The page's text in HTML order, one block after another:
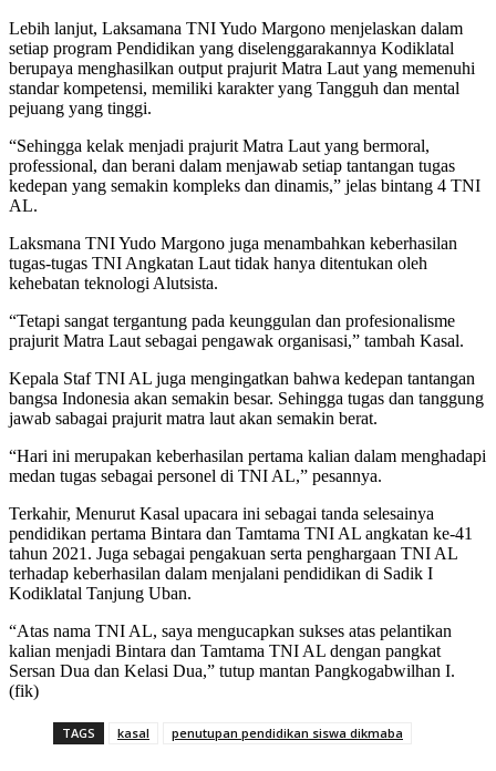
Lebih lanjut, Laksamana TNI Yudo Margono menjelaskan dalam
setiap program Pendidikan yang diselenggarakannya Kodiklatal
berupaya menghasilkan output prajurit Matra Laut yang memenuhi
standar kompetensi, memiliki karakter yang Tangguh dan mental
pejuang yang tinggi.
“Sehingga kelak menjadi prajurit Matra Laut yang bermoral,
professional, dan berani dalam menjawab setiap tantangan tugas
kedepan yang semakin kompleks dan dinamis,” jelas bintang 4 TNI
AL.
Laksmana TNI Yudo Margono juga menambahkan keberhasilan
tugas-tugas TNI Angkatan Laut tidak hanya ditentukan oleh
kehebatan teknologi Alutsista.
“Tetapi sangat tergantung pada keunggulan dan profesionalisme
prajurit Matra Laut sebagai pengawak organisasi,” tambah Kasal.
Kepala Staf TNI AL juga mengingatkan bahwa kedepan tantangan
bangsa Indonesia akan semakin besar. Sehingga tugas dan tanggung
jawab sabagai prajurit matra laut akan semakin berat.
“Hari ini merupakan keberhasilan pertama kalian dalam menghadapi
medan tugas sebagai personel di TNI AL,” pesannya.
Terkahir, Menurut Kasal upacara ini sebagai tanda selesainya
pendidikan pertama Bintara dan Tamtama TNI AL angkatan ke-41
tahun 2021. Juga sebagai pengakuan serta penghargaan TNI AL
terhadap keberhasilan dalam menjalani pendidikan di Sadik I
Kodiklatal Tanjung Uban.
“Atas nama TNI AL, saya mengucapkan sukses atas pelantikan
kalian menjadi Bintara dan Tamtama TNI AL dengan pangkat
Sersan Dua dan Kelasi Dua,” tutup mantan Pangkogabwilhan I.
(fik)
TAGS kasal penutupan pendidikan siswa dikmaba